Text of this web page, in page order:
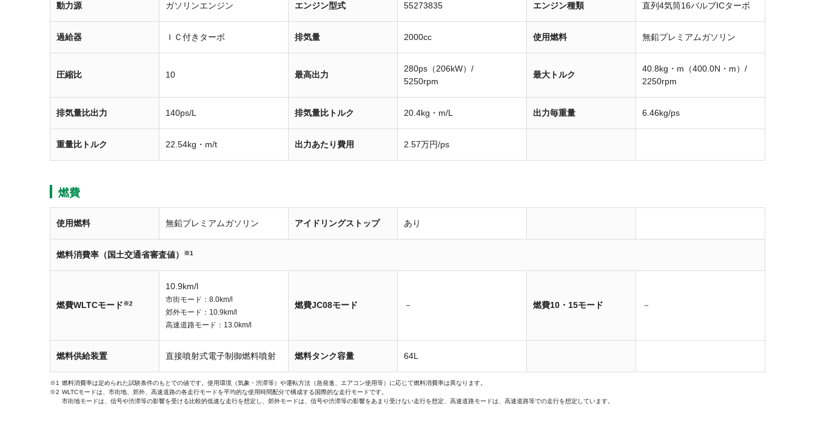
動力源 ガソリンエンジン エンジン型式 55273835 エンジン種類 直列4気筒16バルブICターボ
過給器 ＩＣ付きターボ 排気量 2000cc 使用燃料 無鉛プレミアムガソリン
圧縮比 10 最高出力
280ps（206kW）/
5250rpm
最大トルク
40.8kg・m（400.0N・m）/
2250rpm
排気量比出力 140ps/L 排気量比トルク 20.4kg・m/L 出力毎重量 6.46kg/ps
重量比トルク 22.54kg・m/t 出力あたり費用 2.57万円/ps
燃費
使用燃料 無鉛プレミアムガソリン アイドリングストップ あり
燃料消費率（国土交通省審査値） ※1
燃費WLTCモード※2
10.9km/l
市街モード：8.0km/l
郊外モード：10.9km/l
高速道路モード：13.0km/l
燃費JC08モード － 燃費10・15モード －
燃料供給装置 直接噴射式電子制御燃料噴射 燃料タンク容量 64L
燃料消費率は定められた試験条件のもとでの値です。使用環境（気象・渋滞等）や運転方法（急発進、エアコン使用等）に応じて燃料消費率は異なります。
WLTCモードは、市街地、郊外、高速道路の各走行モードを平均的な使用時間配分で構成する国際的な走行モードです。
市街地モードは、信号や渋滞等の影響を受ける比較的低速な走行を想定し、郊外モードは、信号や渋滞等の影響をあまり受けない走行を想定、高速道路モードは、高速道路等での走行を想定しています。